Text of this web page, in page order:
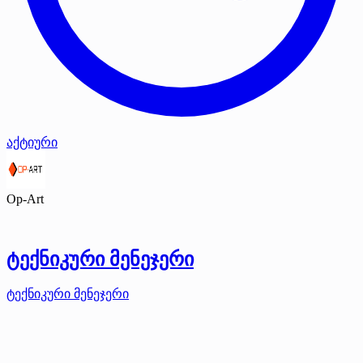
აქტიური
Op-Art
ტექნიკური მენეჯერი
ტექნიკური მენეჯერი